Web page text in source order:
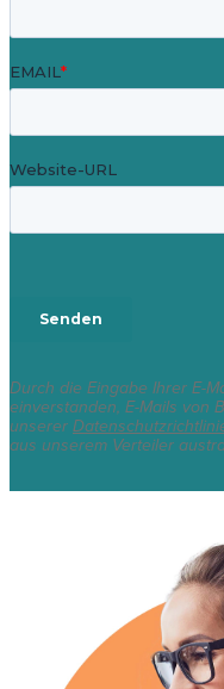
Durch die Eingabe Ihrer E-
einverstanden, E-Mails von
unserer
aus unserem Verteiler